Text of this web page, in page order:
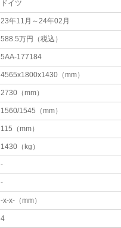
ドイツ
23年11月～24年02月
588.5万円（税込）
5AA-177184
4565x1800x1430（mm）
2730（mm）
1560/1545（mm）
115（mm）
1430（kg）
-
-
-x-x-（mm）
4